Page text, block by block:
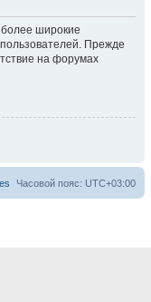
широкие
Прежде
на форумах
Часовой пояс: UTC+03:00